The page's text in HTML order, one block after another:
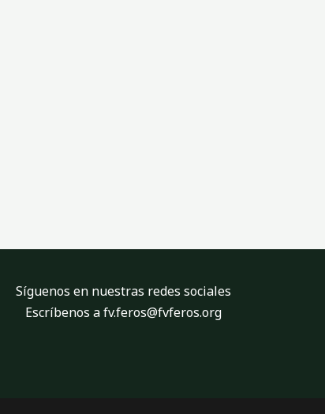
Síguenos en nuestras redes sociales
Escríbenos a fv.feros@fvferos.org